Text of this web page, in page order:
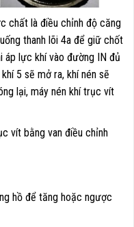
chất là điều chỉnh độ căng
thanh lõi 4a để giữ chốt
áp lực khí vào đường IN đủ
5 sẽ mở ra, khí nén sẽ
lại, máy nén khí trục vít
vít bằng van điều chỉnh
hồ để tăng hoặc ngược